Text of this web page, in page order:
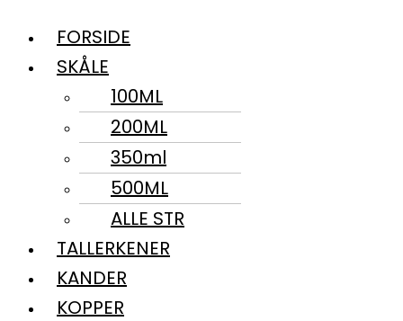
FORSIDE
SKÅLE
100ML
200ML
350ml
500ML
ALLE STR
TALLERKENER
KANDER
KOPPER